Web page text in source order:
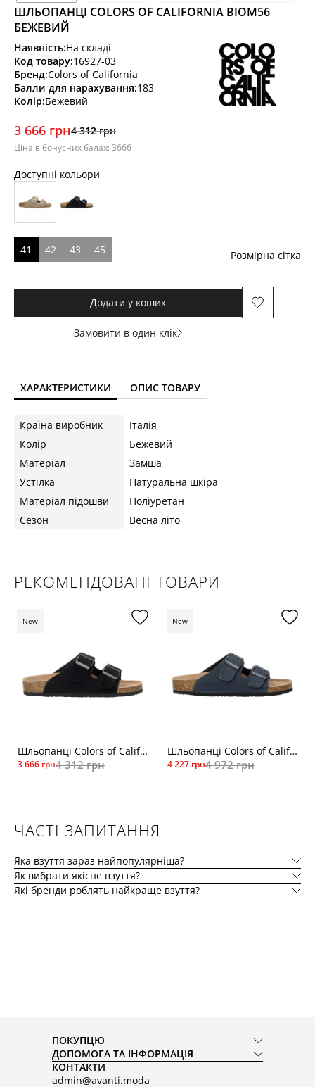
ШЛЬОПАНЦІ COLORS OF CALIFORNIA BIOM56
БЕЖЕВИЙ
Наявність:На складі
Код товару:16927-03
Бренд:Colors of California
Балли для нарахування:183
Колір:Бежевий
Доступні кольори
41 42 43 45 Розмірна сітка
3 666 грн4 312 грн
Ціна в бонусних балах: 3666
Додати у кошик
Замовити в один клік
ХАРАКТЕРИСТИКИ ОПИС ТОВАРУ
Країна виробник
Італія
Колір
Бежевий
Матеріал
Замша
Устілка
Натуральна шкіра
Матеріал підошви
Поліуретан
Сезон
Весна літо
РЕКОМЕНДОВАНІ ТОВАРИ
Шльопанці Colors of California BIOM56 чор
3 666 грн4 312 грн
New
Шльопанці Colors of California BIOM410 син
4 227 грн4 972 грн
New
ЧАСТІ ЗАПИТАННЯ
Яка взуття зараз найпопулярніша?
Як вибрати якісне взуття?
Які бренди роблять найкраще взуття?
ПОКУПЦЮ
ДОПОМОГА ТА ІНФОРМАЦІЯ
КОНТАКТИ
admin@avanti.moda